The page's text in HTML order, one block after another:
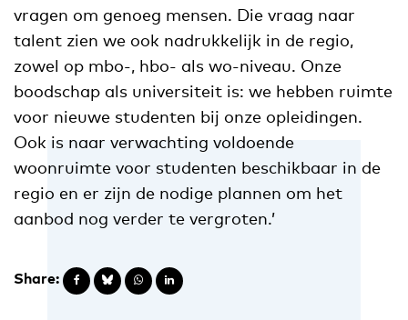
vragen om genoeg mensen. Die vraag naar
talent zien we ook nadrukkelijk in de regio,
zowel op mbo-, hbo- als wo-niveau. Onze
boodschap als universiteit is: we hebben ruimte
voor nieuwe studenten bij onze opleidingen.
Ook is naar verwachting voldoende
woonruimte voor studenten beschikbaar in de
regio en er zijn de nodige plannen om het
aanbod nog verder te vergroten.’
Share: